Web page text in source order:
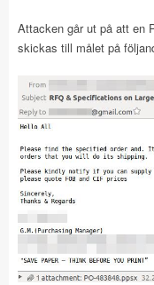
Attacken går ut på att en
skickas till målet på